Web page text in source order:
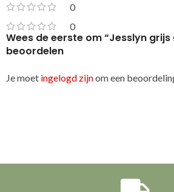
0
0
Wees de eerste om “Jesslyn
beoordelen
Je moet ingelogd zijnom een